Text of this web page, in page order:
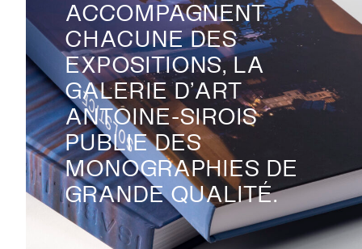
EXPOSITIONS
PUBLICATIONS
COLLECTION
ACCOMPAGNENT
CHACUNE DES
EXPOSITIONS, LA
GALERIE D’ART
ANTOINE-SIROIS
PUBLIE DES
MONOGRAPHIES DE
GRANDE QUALITÉ.